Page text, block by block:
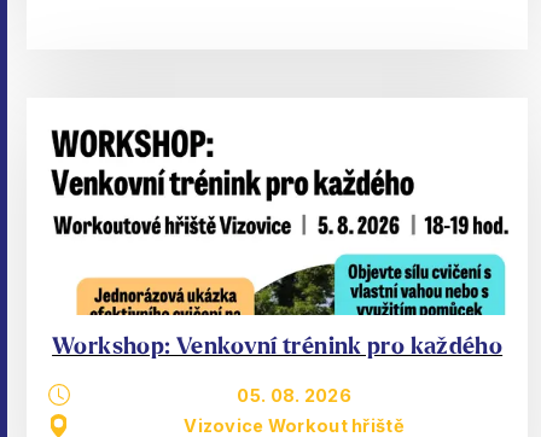
Workshop: Venkovní trénink pro každého
05. 08. 2026
Vizovice Workout hřiště